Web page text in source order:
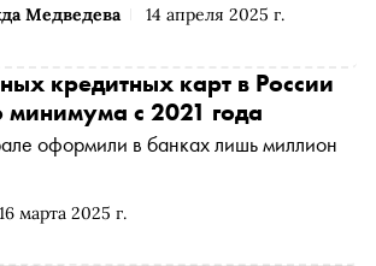
Медведева 14 апреля 2025 г.
16 марта 2025 г.
кредитных карт в России
минимума с 2021 года
оформили в банках лишь миллион